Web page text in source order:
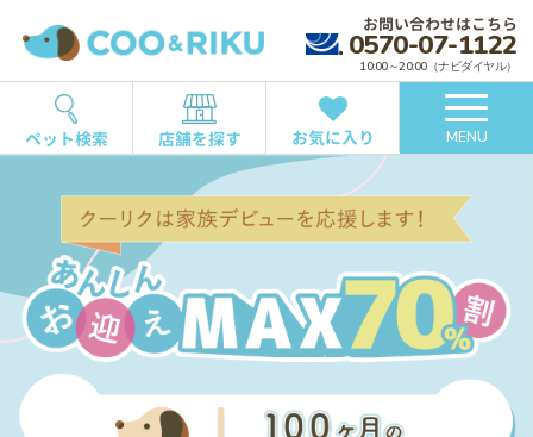
お問い合わせはこちら
0570-07-1122
10:00～20:00（ナビダイヤル）
ペット検索 店舗を探す お気に入り MENU